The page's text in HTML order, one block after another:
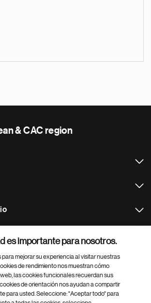
& CAC region
es importante para nosotros.
para mejorar su experiencia al visitar nuestras
de rendimiento nos muestran cómo
las cookies funcionales recuerdan sus
de orientación nos ayudan a compartir
para usted. Seleccione: "Aceptar todo" para